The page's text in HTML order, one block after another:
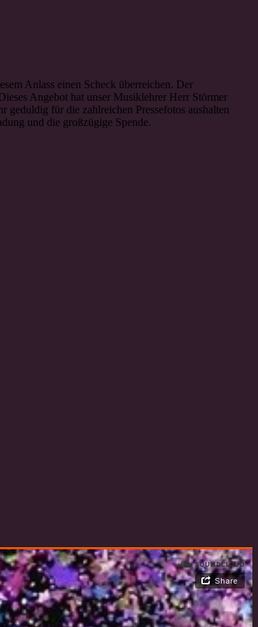
Anlass einen Scheck überreichen. Der
Angebot hat unser Musiklehrer Herr Störmer
für die zahlreichen Pressefotos aushalten
und die großzügige Spende.